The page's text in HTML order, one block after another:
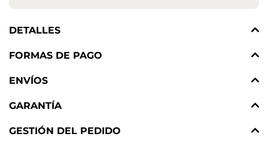
DETALLES
FORMAS DE PAGO
ENVÍOS
GARANTÍA
GESTIÓN DEL PEDIDO